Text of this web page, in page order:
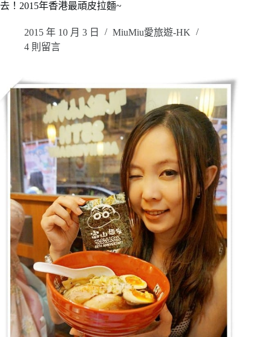
去！2015年香港最頑皮拉麵~
2015 年 10 月 3 日
MiuMiu愛旅遊-HK
4 則留言